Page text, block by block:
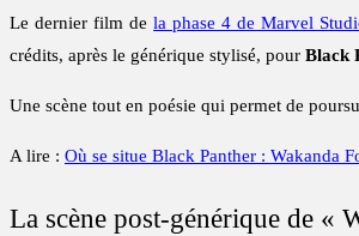
Le dernier film dela phase 4 de Marvel
crédits, après le générique stylisé, pour Black
Une scène tout en poésie qui permet de
A lire : Où se situe Black Panther : Wakanda
La scène post-générique de «